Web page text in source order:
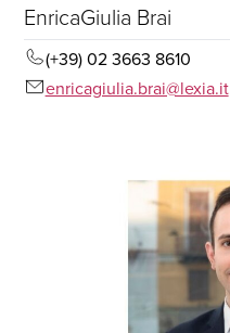
EnricaGiulia Brai
(+39) 02 3663 8610
enricagiulia.brai@lexia.it